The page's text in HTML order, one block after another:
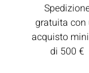
gratuita con
acquisto
di 500 €